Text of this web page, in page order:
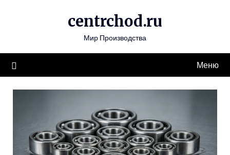
centrchod.ru
Мир Производства
Меню